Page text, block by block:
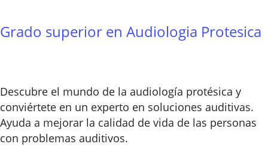
Grado superior en Audiologia Protesica
Descubre el mundo de la audiología protésica y
conviértete en un experto en soluciones auditivas.
Ayuda a mejorar la calidad de vida de las personas
con problemas auditivos.